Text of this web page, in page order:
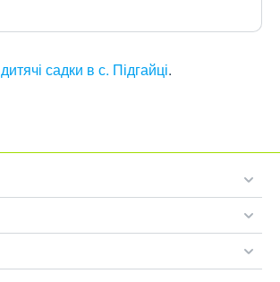
дитячі садки в с. Підгайці.